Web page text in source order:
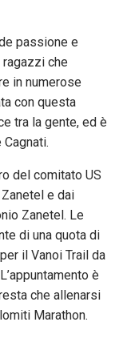
passione e
che
in numerose
con questa
tra la gente, ed è
del comitato US
e dai
Zanetel. Le
di una quota di
il Vanoi Trail da
è
che allenarsi
Marathon.